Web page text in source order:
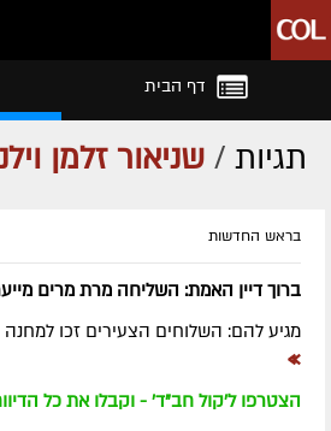
דף הבית
תגיות / שניאור זלמן
בראש החדשות
ברוך דיין האמת: השליחה מרת מרים
מגיע להם: השלוחים הצעירים זכו למחנה
»
הצטרפו ל'קול חב"ד' - וקבלו את כל